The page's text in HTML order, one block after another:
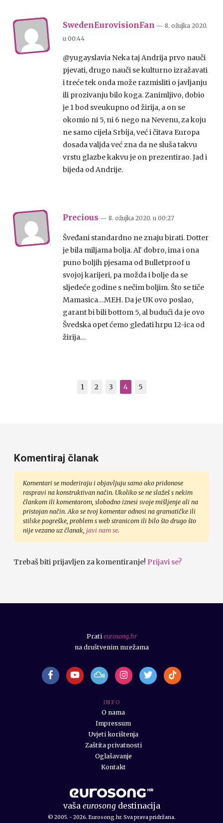
SwedenEurovisionFan — 8. ožujka 2020.
u 00:44
@yugayslavia Neka taj Andrija prvo nauči
pjevati, drugo nauči se kulturno izražavati
i treće tek onda može razmisliti o javljanju
ili prozivanju bilo koga. Zanimljivo, dobio
je 1 bod sveukupno od žirija, a on se
okomio ni 5, ni 6 nego na Nevenu, za koju
ne samo cijela Srbija, već i čitava Europa
dosada valjda već zna da ne sluša takvu
vrstu glazbe kakvu je on prezentirao. Jad i
bijeda od Andrije.
Precious — 8. ožujka 2020. u 00:27
Šveđani standardno ne znaju birati. Dotter
je bila miljama bolja. Al' dobro, ima i ona
puno boljih pjesama od Bulletproof u
svojoj karijeri, pa možda i bolje da se
sljedeće godine s nečim boljim. Što se tiče
Mamasica…MEH. Da je UK ovo poslao,
garant bi bili bottom 5, al budući da je ovo
Švedska opet ćemo gledati hrpu 12-ica od
žirija…
1 2 3 4 5
Komentiraj članak
Komentari se moderiraju i objavljuju samo ako pridonose
raspravi na konstruktivan način. Ukoliko se ne slažeš s nekim
člankom ili komentarom, slobodno iznesi svoje mišljenje ali na
pristojan način. Ako se tvoj komentar odnosi na gramatičke ili
stilske pogreške, problem s web stranicom ili bilo što drugo što
nije vezano uz članak, javi nam se.
Trebaš biti prijavljen za komentiranje! Prijavi se?
vaša eurosongdestinacija
© 2005. - 2026. Eurosong.hr. Sva prava pridržana.
I N F O
O nama
Impressum
Uvjeti korištenja
Zaštita privatnosti
Oglašavanje
Kontakt
Prati eurosong.hr
na društvenim mrežama